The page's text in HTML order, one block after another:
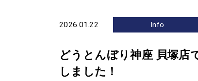
2026.01.22 Info
どうとんぼり神座 貝塚店
しました！